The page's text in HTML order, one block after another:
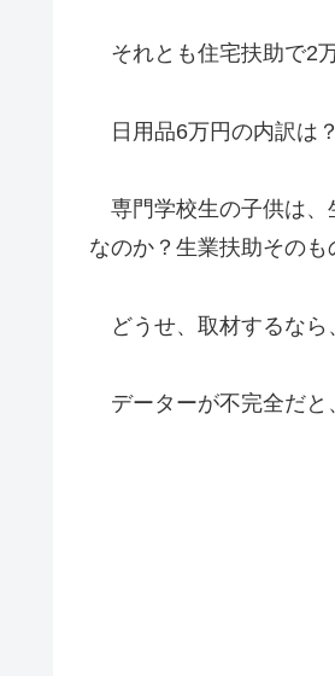
それとも住宅扶助で2
日用品6万円の内訳は？
専門学校生の子供は、
なのか？生業扶助そのも
どうせ、取材するなら
データーが不完全だと